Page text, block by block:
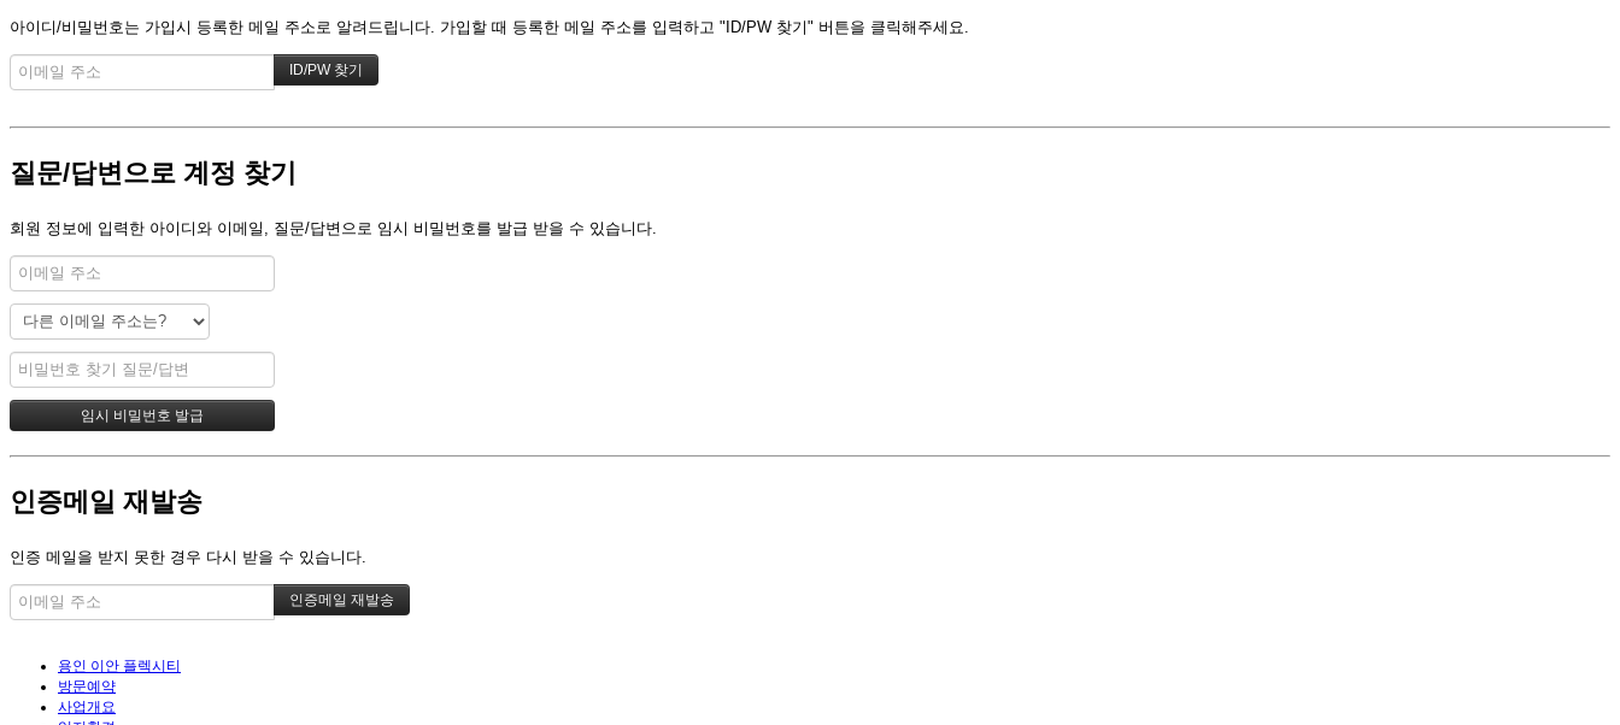
아이디/비밀번호는 가입시 등록한 메일 주소로 알려드립니다. 가입할 때 등록한 메일 주소를 입력하고 "ID/PW 찾기" 버튼을 클릭해주세요.
질문/답변으로 계정 찾기
회원 정보에 입력한 아이디와 이메일, 질문/답변으로 임시 비밀번호를 발급 받을 수 있습니다.
인증메일 재발송
인증 메일을 받지 못한 경우 다시 받을 수 있습니다.
용인 이안 플렉시티
방문예약
사업개요